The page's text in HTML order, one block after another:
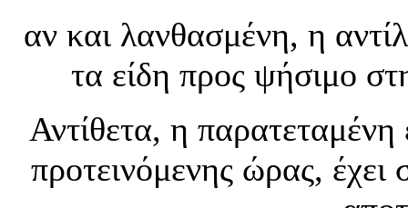
αν και λανθασμένη, η
τα είδη προς ψήσιμο
Αντίθετα, η
προτεινόμενης ώρας,